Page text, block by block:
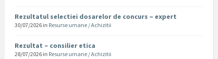
Rezultatul selectiei dosarelor de concurs – expert
30/07/2026 in Resurse umane / Achizitii
Rezultat – consilier etica
28/07/2026 in Resurse umane / Achizitii